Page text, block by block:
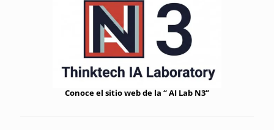
Conoce el sitio web de la “ AI Lab N3”